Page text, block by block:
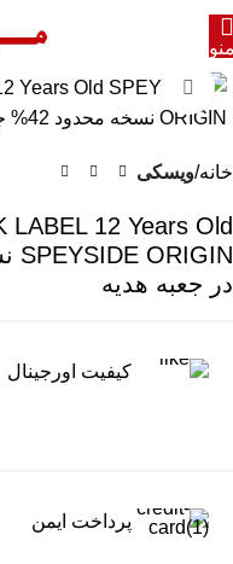
برای بزرگنمایی کلیک
خانه ویسکی
LABEL 12 Years Old
در جعبه هدیه
کیفیت اورجینال
پرداخت ایمن